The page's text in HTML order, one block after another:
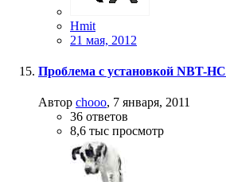
Hmit
21 мая, 2012
Проблема с установкой NBT-HC
Автор chooo, 7 января, 2011
36 ответов
8,6 тыс просмотр